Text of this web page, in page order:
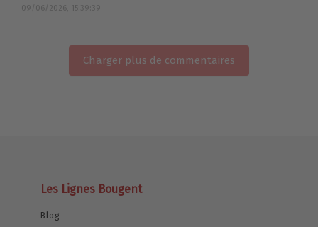
09/06/2026, 15:39:39
Charger plus de commentaires
Les Lignes Bougent
Blog